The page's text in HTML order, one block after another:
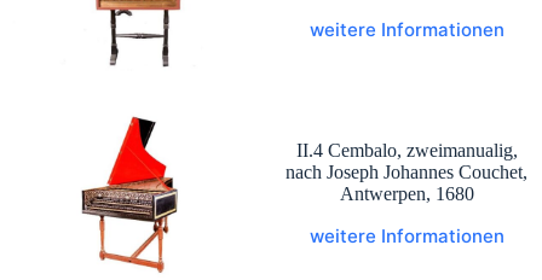
weitere Informationen
II.4 Cembalo, zweimanualig,
nach Joseph Johannes Couchet,
Antwerpen, 1680
weitere Informationen